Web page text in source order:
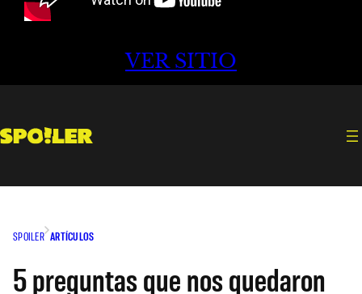
VER SITIO
SPOILER ARTÍCULOS
5 preguntas que nos quedaron